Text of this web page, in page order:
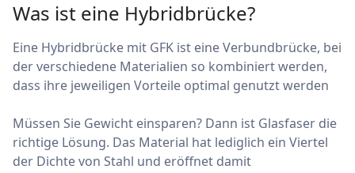
Was ist eine Hybridbrücke?
Eine Hybridbrücke mit GFK ist eine Verbundbrücke, bei
der verschiedene Materialien so kombiniert werden,
dass ihre jeweiligen Vorteile optimal genutzt werden
Müssen Sie Gewicht einsparen? Dann ist Glasfaser die
richtige Lösung. Das Material hat lediglich ein Viertel
der Dichte von Stahl und eröffnet damit